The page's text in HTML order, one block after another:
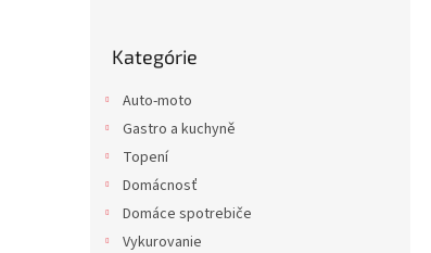
kategórie
Kategórie
Auto-moto
Gastro a kuchyně
Topení
Domácnosť
Domáce spotrebiče
Vykurovanie